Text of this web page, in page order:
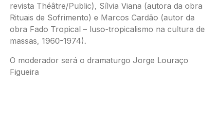
revista Théâtre/Public), Sílvia Viana (autora da obra
Rituais de Sofrimento) e Marcos Cardão (autor da
obra Fado Tropical – luso-tropicalismo na cultura de
massas, 1960-1974).
O moderador será o dramaturgo Jorge Louraço
Figueira